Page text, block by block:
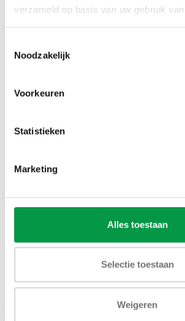
verzameld op basis van uw gebruik
Noodzakelijk
Voorkeuren
Statistieken
Marketing
Alles toestaan
Selectie toestaan
Weigeren
Toevoegen aan